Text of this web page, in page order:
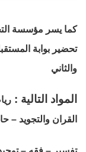
كما يسر مؤسسة
تحضير بوابة
والثاني
المواد التالية :
القران والتجويد –